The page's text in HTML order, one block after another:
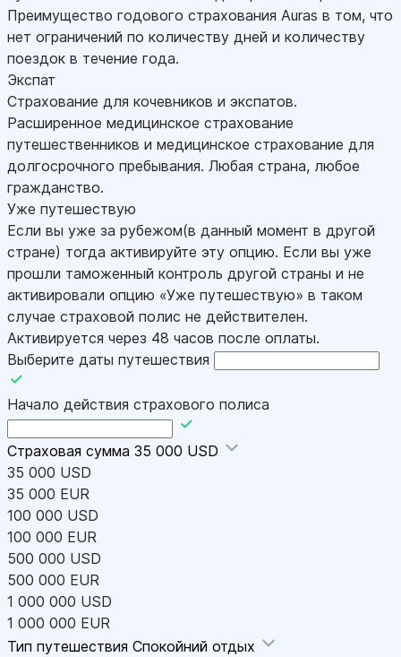
Преимущество годового страхования Auras в том, что
нет ограничений по количеству дней и количеству
поездок в течение года.
Экспат
Страхование для кочевников и экспатов.
Расширенное медицинское страхование
путешественников и медицинское страхование для
долгосрочного пребывания. Любая страна, любое
гражданство.
Уже путешествую
Если вы уже за рубежом(в данный момент в другой
стране) тогда активируйте эту опцию. Если вы уже
прошли таможенный контроль другой страны и не
активировали опцию «Уже путешествую» в таком
случае страховой полис не действителен.
Активируется через 48 часов после оплаты.
Выберите даты путешествия
Начало действия страхового полиса
Страховая сумма 35 000 USD
35 000 USD
35 000 EUR
100 000 USD
100 000 EUR
500 000 USD
500 000 EUR
1 000 000 USD
1 000 000 EUR
Тип путешествия Спокойний отдых